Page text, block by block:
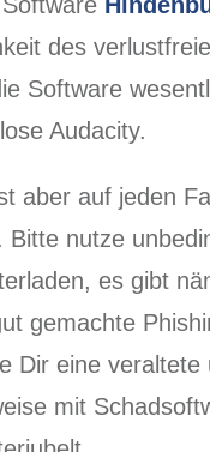
des
Software
Audacity.
aber auf jeden
Bitte nutze
es gibt
gemachte
Dir eine veraltete
mit